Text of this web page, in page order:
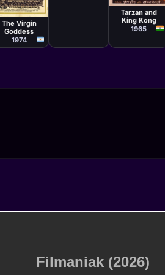
Película
Dirk de
Villiers
The Virgin
Goddess
1974
Tarzan and
King Kong
1965
Filmaniak (2026)